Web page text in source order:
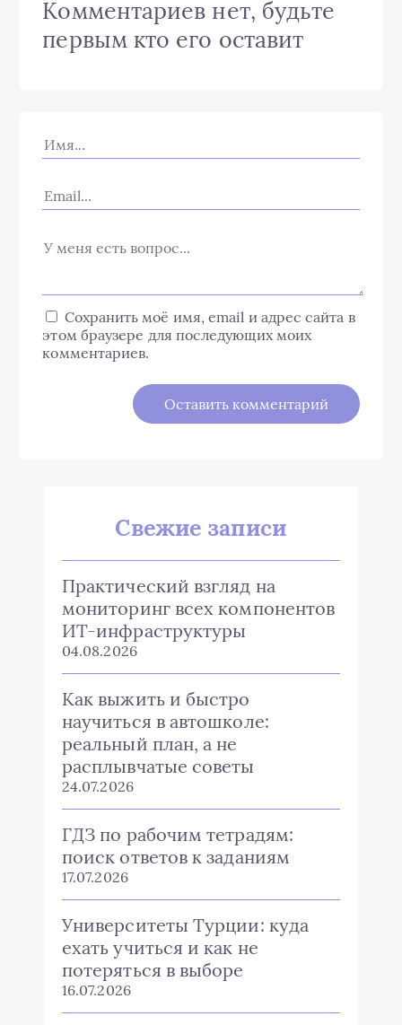
Комментариев нет, будьте
первым кто его оставит
Сохранить моё имя, email и адрес сайта в
этом браузере для последующих моих
комментариев.
Свежие записи
Практический взгляд на
мониторинг всех компонентов
ИТ-инфраструктуры
04.08.2026
Как выжить и быстро
научиться в автошколе:
реальный план, а не
расплывчатые советы
24.07.2026
ГДЗ по рабочим тетрадям:
поиск ответов к заданиям
17.07.2026
Университеты Турции: куда
ехать учиться и как не
потеряться в выборе
16.07.2026